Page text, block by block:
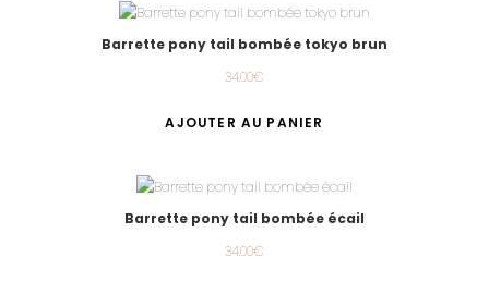
Barrette pony tail bombée tokyo brun
34.00€
AJOUTER AU PANIER
Barrette pony tail bombée écail
34.00€